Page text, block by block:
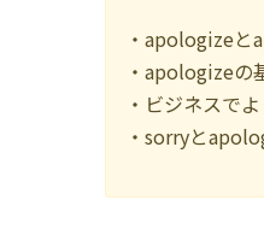
・apologizeと
・apologizeの
・ビジネスで
・sorryと